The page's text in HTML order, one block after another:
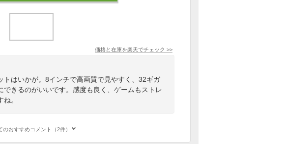
価格と在庫を楽天でチェック >>
トはいかが。8インチで高画質で見やすく、32ギガ
きるのがいいです。感度も良く、ゲームもストレ
。
のおすすめコメント（2件）